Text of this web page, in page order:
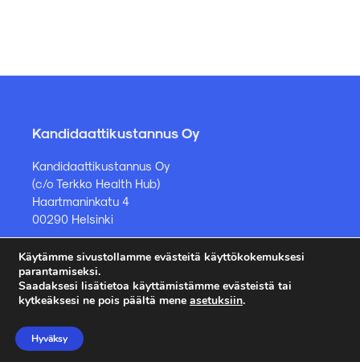
Kandidaattikustannus Oy
Kandidaattikustannus Oy
(c/o Terkko Health Hub)
Haartmaninkatu 4
00290 Helsinki
Kirjakauppa ja muut asiat
kauppa@kandidaattikustannus.fi
Käytämme sivustollamme evästeitä käyttökokemuksesi
parantamiseksi.
Saadaksesi lisätietoa käyttämistämme evästeistä tai
kytkeäksesi ne pois päältä mene asetuksiin.
Hyväksy